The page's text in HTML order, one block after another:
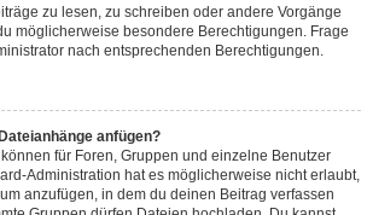
zu lesen, zu schreiben oder andere Vorgänge
möglicherweise besondere Berechtigungen. Frage
nach entsprechenden Berechtigungen.
anfügen?
für Foren, Gruppen und einzelne Benutzer
Administration hat es möglicherweise nicht erlaubt,
anzufügen, in dem du deinen Beitrag verfassen